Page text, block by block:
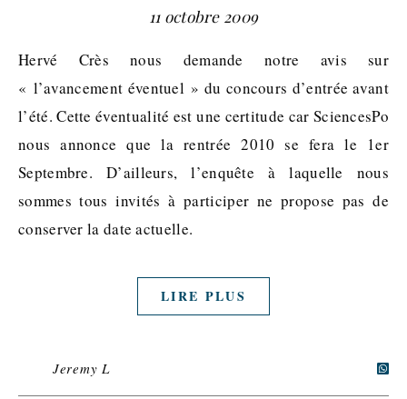
11 octobre 2009
Hervé Crès nous demande notre avis sur
« l’avancement éventuel » du concours d’entrée avant
l’été. Cette éventualité est une certitude car SciencesPo
nous annonce que la rentrée 2010 se fera le 1er
Septembre. D’ailleurs, l’enquête à laquelle nous
sommes tous invités à participer ne propose pas de
conserver la date actuelle.
LIRE PLUS
Jeremy L